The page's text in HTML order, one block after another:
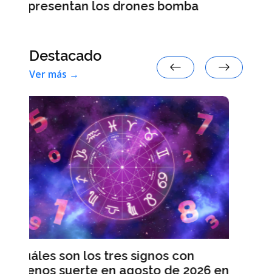
Destacado
Ver más →
en
Leapmotor B10, el vehículo para
pasajeros 100 % eléctrico más
vendido en España en julio